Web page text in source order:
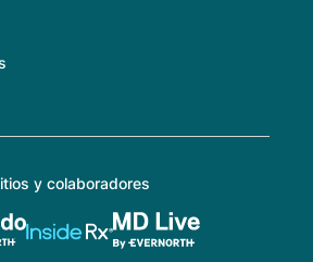
y colaboradores